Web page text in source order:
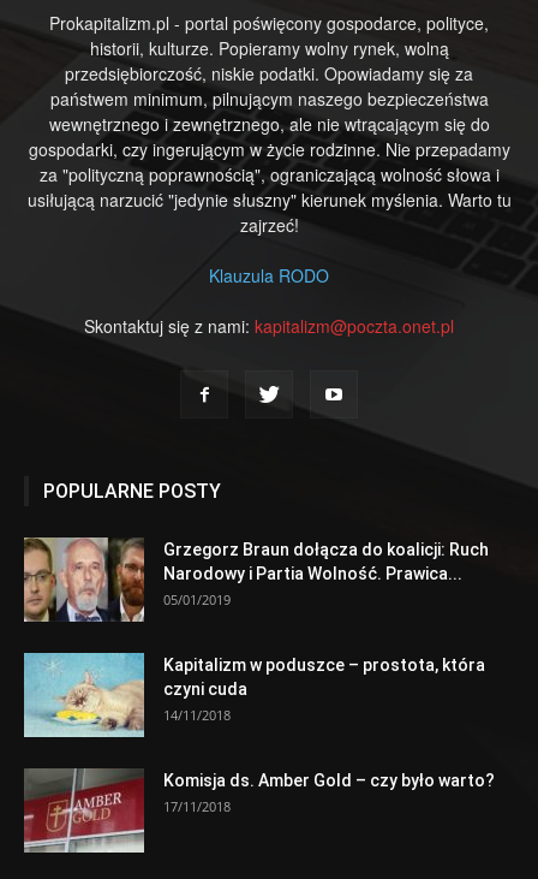
Prokapitalizm.pl - portal poświęcony gospodarce, polityce,
historii, kulturze. Popieramy wolny rynek, wolną
przedsiębiorczość, niskie podatki. Opowiadamy się za
państwem minimum, pilnującym naszego bezpieczeństwa
wewnętrznego i zewnętrznego, ale nie wtrącającym się do
gospodarki, czy ingerującym w życie rodzinne. Nie przepadamy
za "polityczną poprawnością", ograniczającą wolność słowa i
usiłującą narzucić "jedynie słuszny" kierunek myślenia. Warto tu
zajrzeć!
Klauzula RODO
Skontaktuj się z nami: kapitalizm@poczta.onet.pl
POPULARNE POSTY
Grzegorz Braun dołącza do koalicji: Ruch
Narodowy i Partia Wolność. Prawica...
05/01/2019
Kapitalizm w poduszce – prostota, która
czyni cuda
14/11/2018
Komisja ds. Amber Gold – czy było warto?
17/11/2018